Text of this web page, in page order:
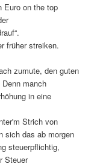
Euro on the top
früher streiken.
zumute, den guten
manch
in eine
Strich von
sich das ab morgen
steuerpflichtig,
Steuer